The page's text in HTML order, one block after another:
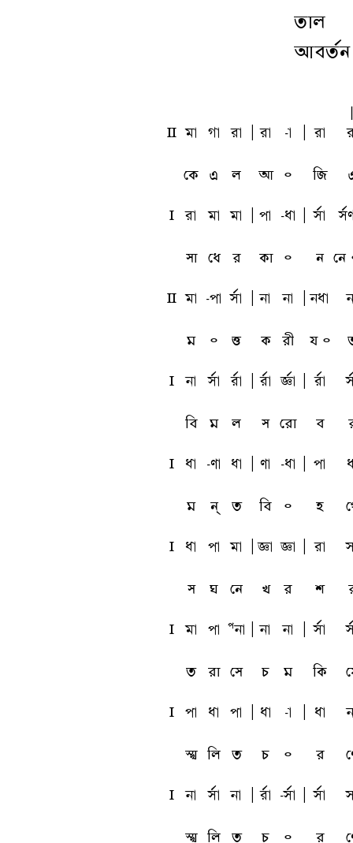
তাল
আবর্তন
L ma ga ra ra -a ra
কে এ ল আ ৹ জি
l ra ma ma pa -qa sfa
সা ধে র কা ৹ ন নে
L ma -pa sfa na na nqa
ম ৹ ত্ত ক রী য ৹
l na sfa rfa rfa tfa rfa
বি ম ল স রো ব
l qa -ua qa ua -qa pa
ম ন্ ত বি ৹ হ
l qa pa ma ta ta ra
স ঘ নে খ র শ
l ma pa Pna na na sfa
ত রা সে চ ম কি
l pa qa pa qa -a qa
স্খ লি ত চ ৹ র
l na sfa na rfa -sfa sfa
স্খ লি ত চ ৹ র